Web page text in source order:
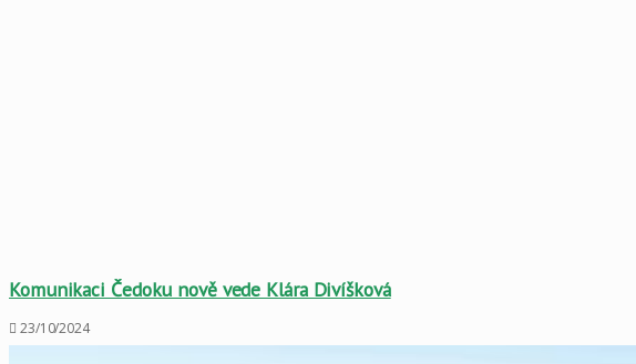
Komunikaci Čedoku nově vede Klára Divíšková
23/10/2024